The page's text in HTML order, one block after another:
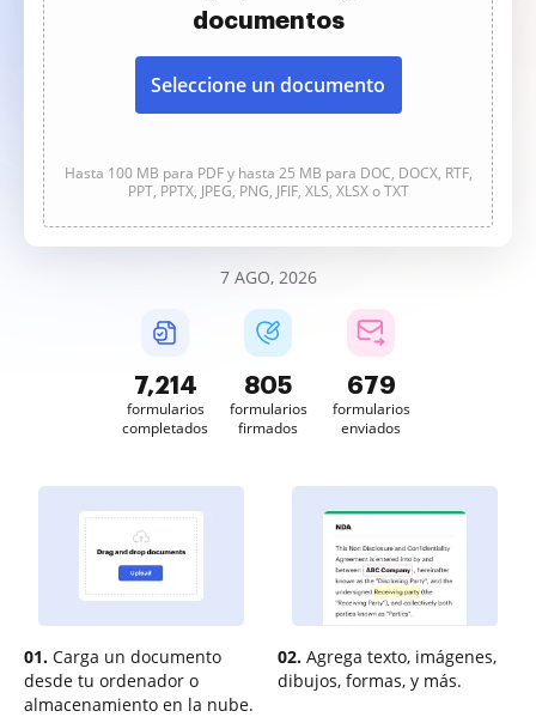
documentos
Seleccione un documento
Hasta 100 MB para PDF y hasta 25 MB para DOC, DOCX, RTF,
PPT, PPTX, JPEG, PNG, JFIF, XLS, XLSX o TXT
7 AGO, 2026
7,215
formularios
completados
806
formularios
firmados
679
formularios
enviados
01. Carga un documento
desde tu ordenador o
almacenamiento en la nube.
02. Agrega texto, imágenes,
dibujos, formas, y más.